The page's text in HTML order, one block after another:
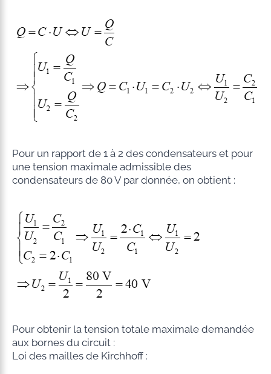
Pour un rapport de 1 à 2 des condensateurs et pour
une tension maximale admissible des
condensateurs de 80 V par donnée, on obtient :
Pour obtenir la tension totale maximale demandée
aux bornes du circuit :
Loi des mailles de Kirchhoff :